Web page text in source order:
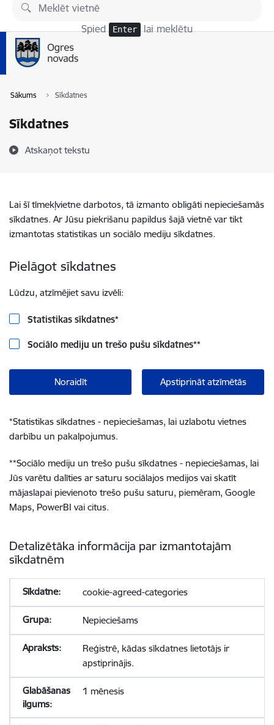
Pāriet uz lapas saturu
Spied Enter lai meklētu
Sākums Sīkdatnes
Sīkdatnes
Atskaņot tekstu
Lai šī tīmekļvietne darbotos, tā izmanto obligāti nepieciešamās
sīkdatnes. Ar Jūsu piekrišanu papildus šajā vietnē var tikt
izmantotas statistikas un sociālo mediju sīkdatnes.
Pielāgot sīkdatnes
Lūdzu, atzīmējiet savu izvēli:
Statistikas sīkdatnes*
Sociālo mediju un trešo pušu sīkdatnes**
Noraidīt Apstiprināt atzīmētās
*Statistikas sīkdatnes - nepieciešamas, lai uzlabotu vietnes
darbību un pakalpojumus.
**Sociālo mediju un trešo pušu sīkdatnes - nepieciešamas, lai
Jūs varētu dalīties ar saturu sociālajos medijos vai skatīt
mājaslapai pievienoto trešo pušu saturu, piemēram, Google
Maps, PowerBI vai citus.
Detalizētāka informācija par izmantotajām
sīkdatnēm
cookie-agreed-categories
Nepieciešams
Reģistrē, kādas sīkdatnes lietotājs ir
apstiprinājis.
1 mēnesis